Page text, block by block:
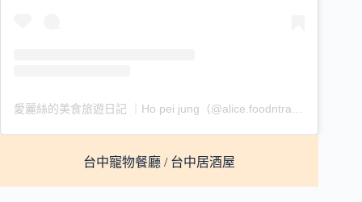
愛麗絲的美食旅遊日記 ｜Ho pei jung（@alice.foodntravel）分享的貼文
台中寵物餐廳 / 台中居酒屋